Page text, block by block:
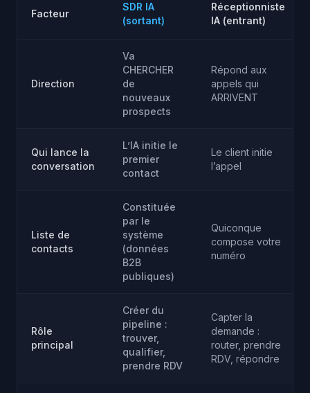
Facteur
SDR IA
(sortant)
Réceptionniste
IA (entrant)
Direction
Va
CHERCHER
de
nouveaux
prospects
Répond aux
appels qui
ARRIVENT
Qui lance la
conversation
L’IA initie le
premier
contact
Le client initie
l’appel
Liste de
contacts
Constituée
par le
système
(données
B2B
publiques)
Quiconque
compose votre
numéro
Rôle
principal
Créer du
pipeline :
trouver,
qualifier,
prendre RDV
Capter la
demande :
router, prendre
RDV, répondre